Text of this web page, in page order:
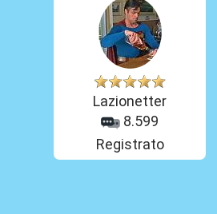
Lazionetter
8.599
Registrato